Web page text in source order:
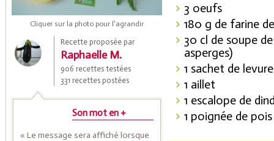
Cliquer sur la photo pour l'agrandir
Recette proposée par
Raphaelle M.
906 recettes testées
331 recettes postées
Son mot en +
« Le message sera affiché lorsque
3 oeufs
180 g de farine
30 cl de soupe
asperges)
1 sachet de
1 aillet
1 escalope de
1 poignée de
Coupons de réduction
Saveurs de l'Année